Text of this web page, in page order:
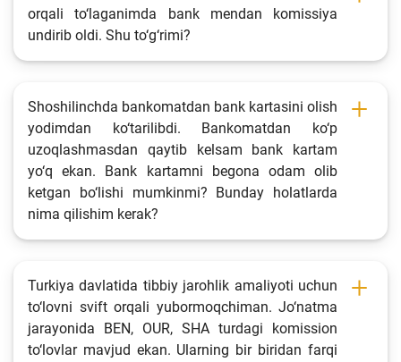
orqali to‘laganimda bank mendan komissiya
undirib oldi. Shu to‘g‘rimi?
Shoshilinchda bankomatdan bank kartasini olish
yodimdan ko‘tarilibdi. Bankomatdan ko‘p
uzoqlashmasdan qaytib kelsam bank kartam
yo‘q ekan. Bank kartamni begona odam olib
ketgan bo‘lishi mumkinmi? Bunday holatlarda
nima qilishim kerak?
Turkiya davlatida tibbiy jarohlik amaliyoti uchun
to‘lovni svift orqali yubormoqchiman. Jo‘natma
jarayonida BEN, OUR, SHA turdagi komission
to‘lovlar mavjud ekan. Ularning bir biridan farqi